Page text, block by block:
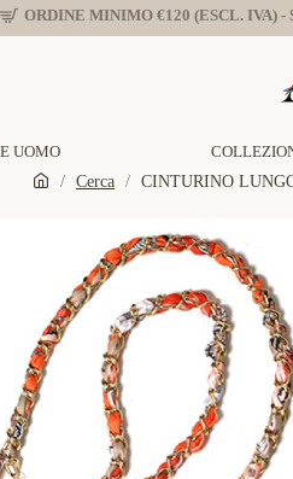
ORDINE MINIMO €120 (ESCL. IVA) -
UOMO
Cerca
CINTURINO